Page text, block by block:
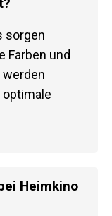
sorgen
Farben und
werden
Heimkino